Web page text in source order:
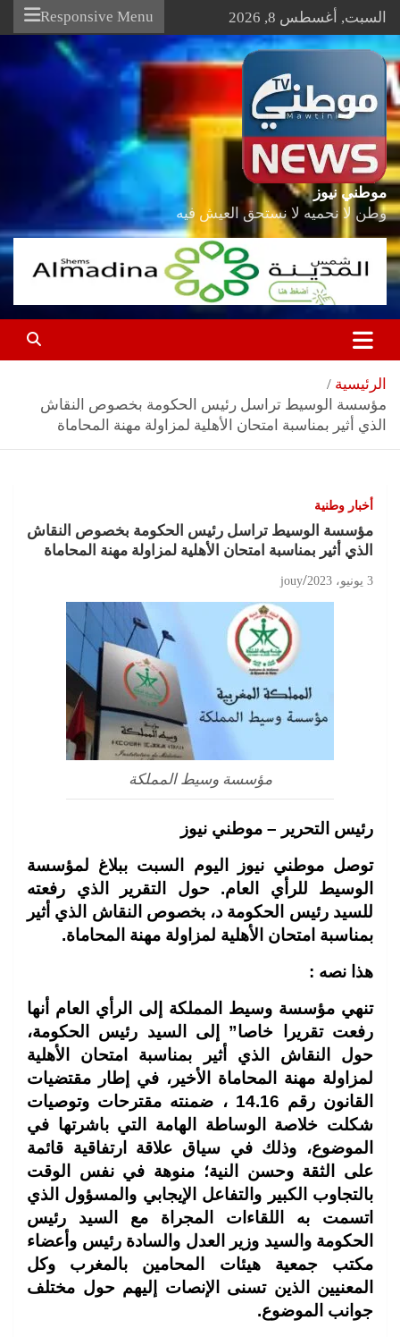
Skip
content
السبت, أغسطس 8, 2026 Responsive Menu
موطني نيوز
وطن لا نحميه لا نستحق العيش فيه
الرئيسية
مؤسسة الوسيط تراسل رئيس الحكومة بخصوص النقاش
الذي أثير بمناسبة امتحان الأهلية لمزاولة مهنة المحاماة
أخبار وطنية
مؤسسة الوسيط تراسل رئيس الحكومة بخصوص النقاش
الذي أثير بمناسبة امتحان الأهلية لمزاولة مهنة المحاماة
3 يونيو، 2023 jouy
مؤسسة وسيط المملكة
رئيس التحرير – موطني نيوز
توصل موطني نيوز اليوم السبت ببلاغ لمؤسسة
الوسيط للرأي العام. حول التقرير الذي رفعته
للسيد رئيس الحكومة د، بخصوص النقاش الذي أثير
بمناسبة امتحان الأهلية لمزاولة مهنة المحاماة.
هذا نصه :
تنهي مؤسسة وسيط المملكة إلى الرأي العام أنها
رفعت تقريرا خاصا” إلى السيد رئيس
الحكومة،
حول النقاش الذي أثير بمناسبة امتحان الأهلية
لمزاولة مهنة المحاماة الأخير، في إطار مقتضيات
القانون رقم 14.16 ، ضمنته مقترحات وتوصيات
شكلت خلاصة الوساطة الهامة
التي باشرتها في
الموضوع، وذلك في سياق علاقة ارتفاقية قائمة
على الثقة وحسن النية؛ منوهة في نفس الوقت
بالتجاوب الكبير والتفاعل الإيجابي والمسؤول الذي
اتسمت به اللقاءات المجراة مع السيد رئيس
الحكومة والسيد وزير العدل والسادة رئيس وأعضاء
مكتب جمعية هيئات
المحامين بالمغرب وكل
المعنيين الذين تسنى الإنصات إليهم حول مختلف
جوانب الموضوع.